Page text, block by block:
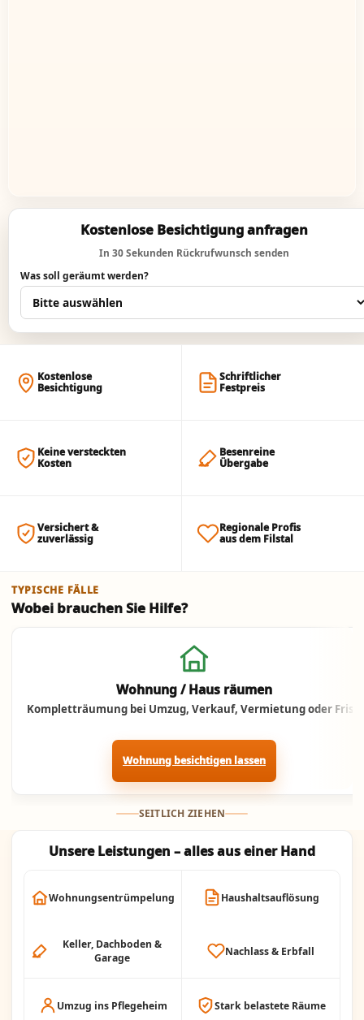
Kostenlose Besichtigung anfragen
In 30 Sekunden Rückrufwunsch senden
Was soll geräumt werden?
Jetzt anrufen
Kostenlose
Besichtigung
Schriftlicher
Festpreis
Keine versteckten
Kosten
Besenreine
Übergabe
Versichert &
zuverlässig
Regionale Profis
aus dem Filstal
TYPISCHE FÄLLE
Wobei brauchen Sie Hilfe?
Wohnung / Haus räumen
Kompletträumung bei Umzug, Verkauf, Vermietung oder Frist.
Wohnung besichtigen lassen
SEITLICH ZIEHEN
Unsere Leistungen – alles aus einer Hand
Wohnungsentrümpelung Haushaltsauflösung
Keller, Dachboden &
Garage
Nachlass & Erbfall
Umzug ins Pflegeheim Stark belastete Räume